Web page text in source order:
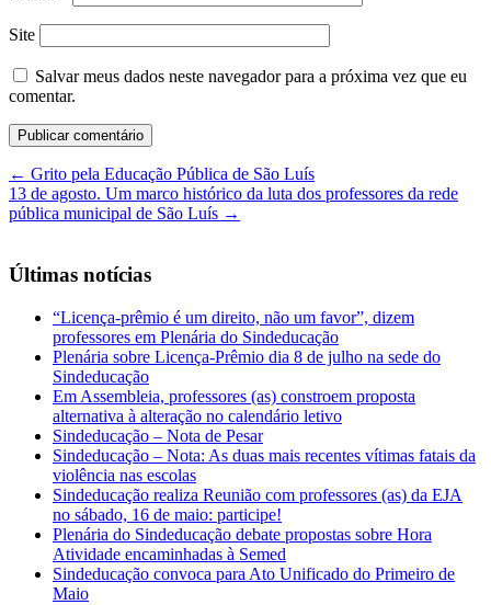
Site
Salvar meus dados neste navegador para a próxima vez que eu
comentar.
← Grito pela Educação Pública de São Luís
13 de agosto. Um marco histórico da luta dos professores da rede
pública municipal de São Luís →
Últimas notícias
“Licença-prêmio é um direito, não um favor”, dizem
professores em Plenária do Sindeducação
Plenária sobre Licença-Prêmio dia 8 de julho na sede do
Sindeducação
Em Assembleia, professores (as) constroem proposta
alternativa à alteração no calendário letivo
Sindeducação – Nota de Pesar
Sindeducação – Nota: As duas mais recentes vítimas fatais da
violência nas escolas
Sindeducação realiza Reunião com professores (as) da EJA
no sábado, 16 de maio: participe!
Plenária do Sindeducação debate propostas sobre Hora
Atividade encaminhadas à Semed
Sindeducação convoca para Ato Unificado do Primeiro de
Maio